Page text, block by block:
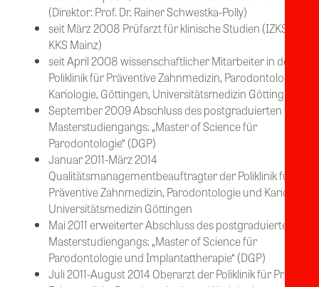
(Direktor: Prof. Dr. Rainer Schwestka-Polly)
seit März 2008 Prüfarzt für klinische Studien (IZKS und
KKS Mainz)
seit April 2008 wissenschaftlicher Mitarbeiter in der
Poliklinik für Präventive Zahnmedizin, Parodontologie und
Kariologie, Göttingen, Universitätsmedizin Göttingen
September 2009 Abschluss des postgraduierten
Masterstudiengangs: „Master of Science für
Parodontologie“ (DGP)
Januar 2011-März 2014
Qualitätsmanagementbeauftragter der Poliklinik für
Präventive Zahnmedizin, Parodontologie und Kariologie,
Universitätsmedizin Göttingen
Mai 2011 erweiterter Abschluss des postgraduierten
Masterstudiengangs: „Master of Science für
Parodontologie und Implantattherapie“ (DGP)
Juli 2011-August 2014 Oberarzt der Poliklinik für